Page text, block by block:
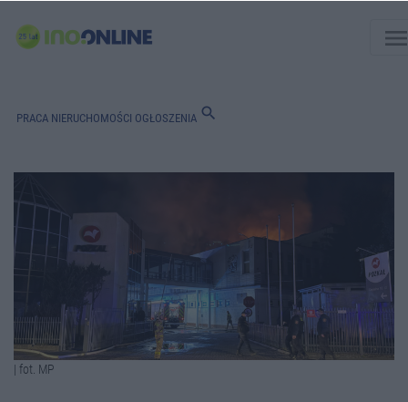
PRACA NIERUCHOMOŚCI OGŁOSZENIA search
| fot. MP